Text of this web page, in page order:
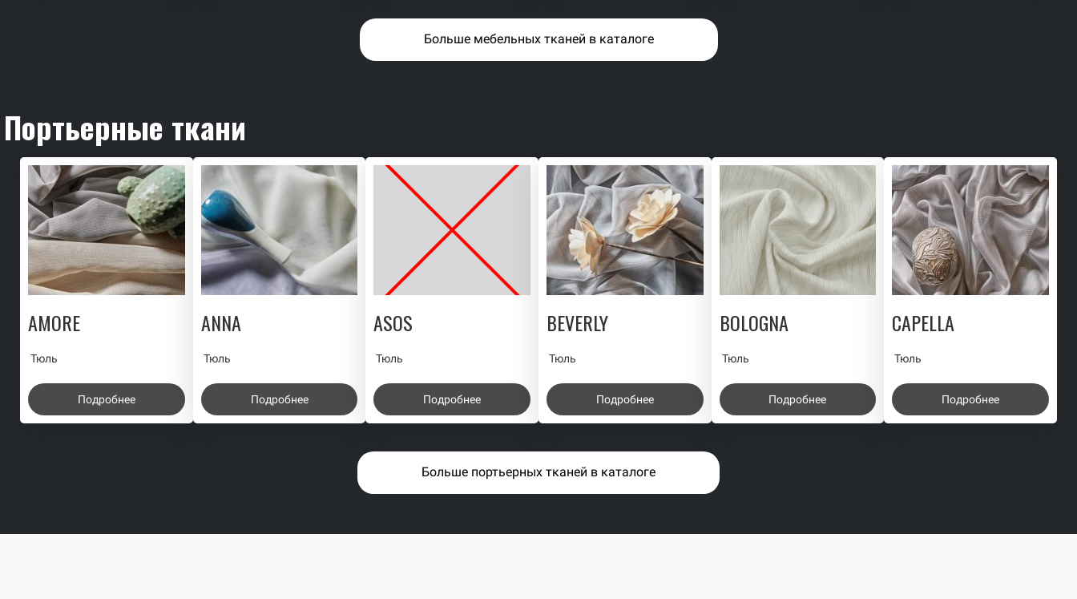
Больше мебельных тканей в каталоге
Портьерные ткани
AMORE
Тюль
Подробнее
ANNA
Тюль
Подробнее
ASOS
Тюль
Подробнее
BEVERLY
Тюль
Подробнее
BOLOGNA
Тюль
Подробнее
CAPELLA
Тюль
Подробнее
Больше портьерных тканей в каталоге